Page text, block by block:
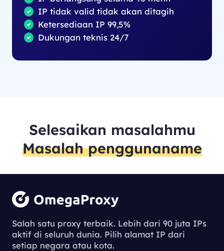
IP tidak valid tidak akan ditagih
Ketersediaan IP 99,5%
Dukungan teknis 24/7
Selesaikan masalahmu
Masalah penggunaname
Salah satu proxy terbaik. Lebih dari 90 juta IPs
aktif di seluruh dunia. Pilih alamat IP dari
setiap negara atau kota.